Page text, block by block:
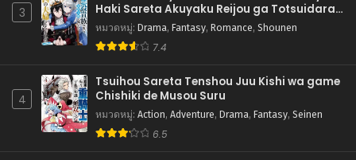
3
Haki Sareta Akuyaku Reijou ga Totsuidara
Saikyou no Fuufu ni Narimashita การแก้แค้น
ของคู่สามีภรรยาตัวร้าย
หมวดหมู่: Drama, Fantasy, Romance, Shounen
7.4
4
Tsuihou Sareta Tenshou Juu Kishi wa game
Chishiki de Musou Suru
หมวดหมู่: Action, Adventure, Drama, Fantasy, Seinen
6.5